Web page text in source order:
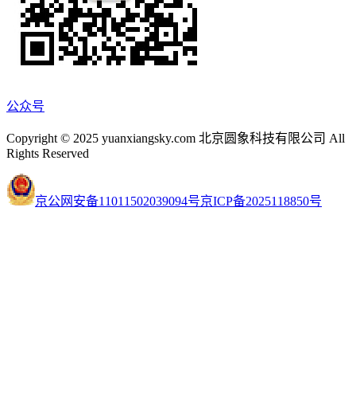
公众号
Copyright © 2025 yuanxiangsky.com 北京圆象科技有限公司 All
Rights Reserved
京公网安备11011502039094号京ICP备2025118850号